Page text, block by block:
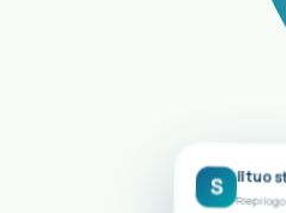
S Il tuo